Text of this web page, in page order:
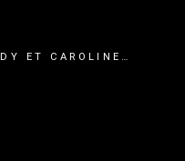
STAR LES PINS : EDDY ET CAROLINE BARCLAY